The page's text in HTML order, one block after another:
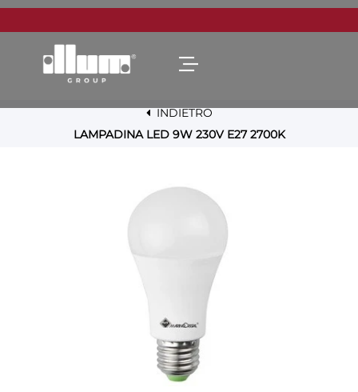
Open menu
INDIETRO
LAMPADINA LED 9W 230V E27 2700K